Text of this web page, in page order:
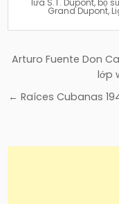
lửa S.T. Dupont, bộ
Grand Dupont,
Điều
bài
Arturo Fuente Don
lớp
← Raíces Cubanas